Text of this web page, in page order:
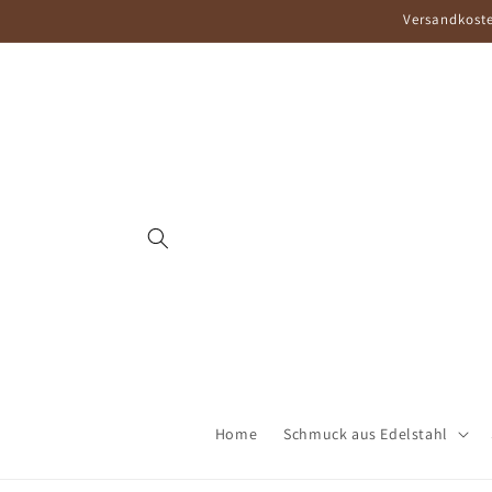
Inhalt
Home Schmuck aus Edelstahl